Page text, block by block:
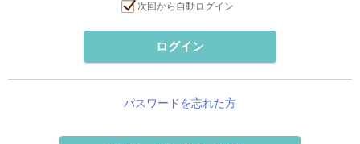
次回から自動ログイン
ログイン
パスワードを忘れた方